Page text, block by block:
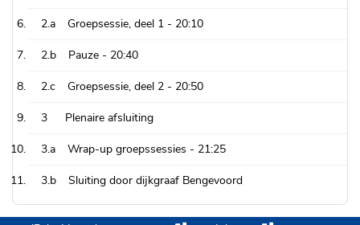
2.a Groepsessie, deel 1 - 20:10
2.b Pauze - 20:40
2.c Groepsessie, deel 2 - 20:50
3 Plenaire afsluiting
3.a Wrap-up groepssessies - 21:25
3.b Sluiting door dijkgraaf Bengevoord